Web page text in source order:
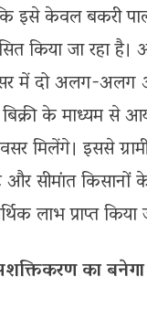
इसे केवल बकरी
किया जा रहा है।
में दो अलग-
के माध्यम से आय
मिलेंगे। इससे
सीमांत किसानों
लाभ प्राप्त किया
का